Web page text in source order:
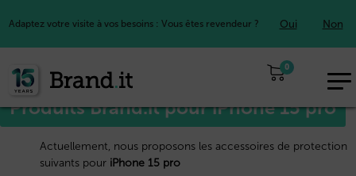
Adaptez votre visite à vos besoins : Vous êtes revendeur ? Oui Non
0
FR
Accueil
Produits Brand.it pour iPhone 15 pro
Actuellement, nous proposons les accessoires de protection
suivants pour iPhone 15 pro